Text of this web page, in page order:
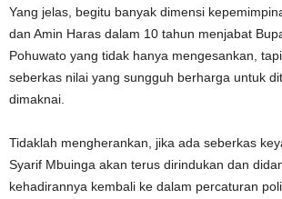
Yang jelas, begitu banyak dimensi
dan Amin Haras dalam 10 tahun menjabat
Pohuwato yang tidak hanya mengesankan,
seberkas nilai yang sungguh berharga untuk
dimaknai.
Tidaklah mengherankan, jika ada seberkas
Syarif Mbuinga akan terus dirindukan dan
kehadirannya kembali ke dalam percaturan